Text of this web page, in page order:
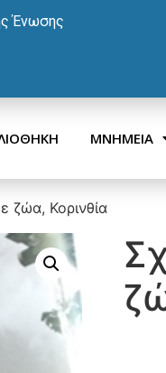
Ένωσης
ΜΝΗΜΕΙΑ
Κορινθία